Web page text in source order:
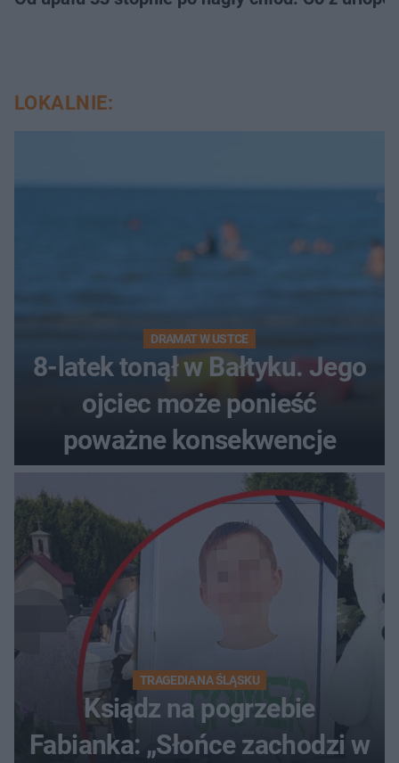
LOKALNIE:
DRAMAT W USTCE
8-latek tonął w Bałtyku. Jego
ojciec może ponieść
poważne konsekwencje
TRAGEDIA NA ŚLĄSKU
Ksiądz na pogrzebie
Fabianka: „Słońce zachodzi w